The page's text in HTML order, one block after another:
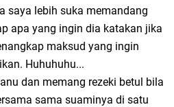
saya lebih suka memandang
apa yang ingin dia katakan jika
maksud yang ingin
Huhuhuhu...
dan memang rezeki betul bila
sama suaminya di satu